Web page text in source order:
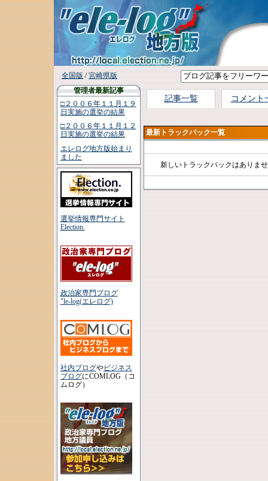
全国版/宮崎県版
管理者最新記事
□２００６年１１月１９
日実施の選挙の結果
□２００６年１１月１２
日実施の選挙の結果
エレログ地方版始まり
ました
選挙情報専門サイト
Election.
政治家専門ブログ
"le-log(エレログ)
社内ブログやビジネス
ブログにCOMLOG（コ
ムログ）
記事一覧 コメント
最新トラックバック一覧
新しいトラックバックはありま